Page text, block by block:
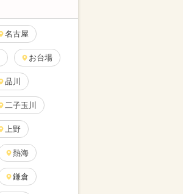
名古屋
お台場
品川
二子玉川
上野
熱海
鎌倉